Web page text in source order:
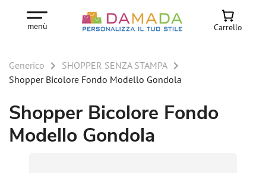
menù Carrello
Generico
SHOPPER SENZA STAMPA
Shopper Bicolore Fondo Modello Gondola
Shopper Bicolore Fondo
Modello Gondola